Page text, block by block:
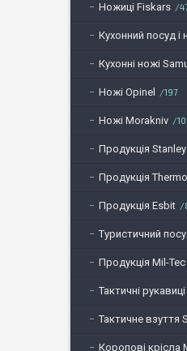
Ножиці Fiskars
Кухонний посуд і
Кухонні ножі
Ножі Opinel 197
Ножі Morakniv
Продукція Stanley
Продукція
Продукція Esbit
Туристичний
Продукція Mil-Tec
Тактичні
Тактичне взуття
Коропові крісла